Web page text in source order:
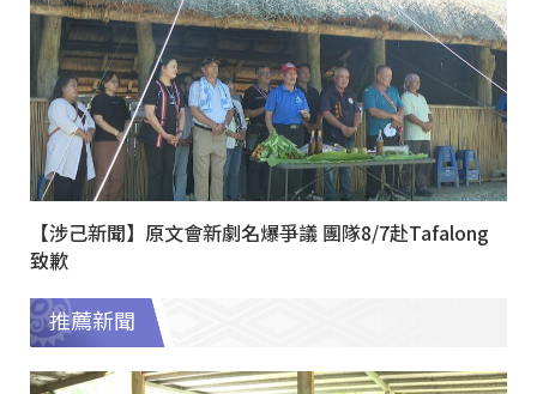
【涉己新聞】原文會新劇名爆爭議 團隊8/7赴Tafalong
致歉
推薦新聞